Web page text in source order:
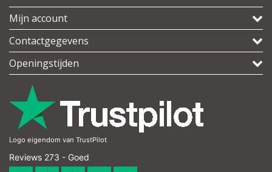
Mijn account
Contactgegevens
Openingstijden
Logo eigendom van TrustPilot
Reviews 273 - Goed